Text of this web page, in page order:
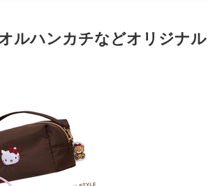
ルハンカチなどオリジナル